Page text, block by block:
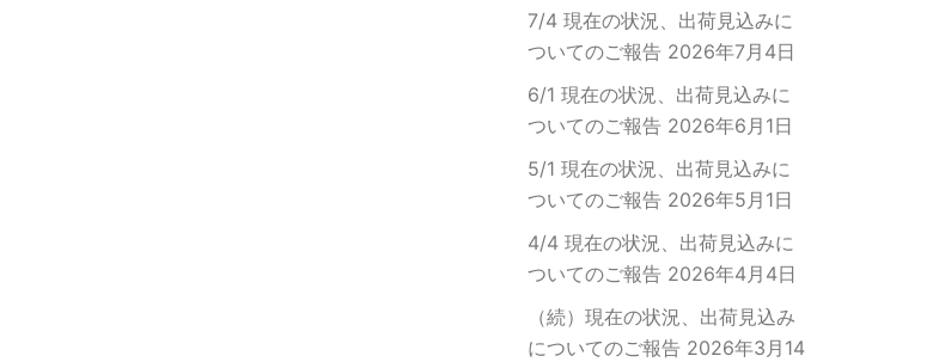
7/4 現在の状況、出荷見込みに
ついてのご報告 2026年7月4日
6/1 現在の状況、出荷見込みに
ついてのご報告 2026年6月1日
5/1 現在の状況、出荷見込みに
ついてのご報告 2026年5月1日
4/4 現在の状況、出荷見込みに
ついてのご報告 2026年4月4日
（続）現在の状況、出荷見込み
についてのご報告 2026年3月14